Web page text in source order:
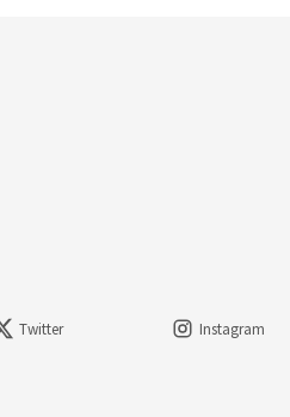
Twitter
Instagram